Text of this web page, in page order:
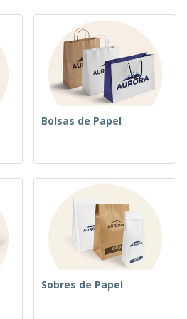
Bolsas de Papel
Sobres de Papel